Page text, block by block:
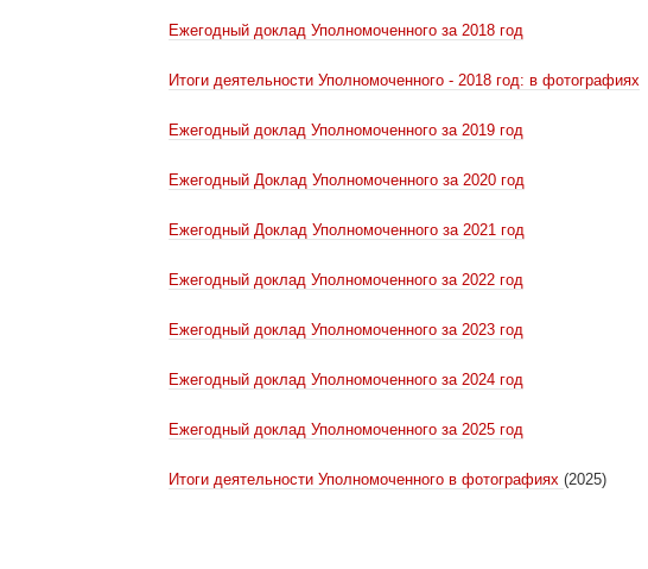
Ежегодный доклад Уполномоченного за 2018 год
Итоги деятельности Уполномоченного - 2018 год: в фотографиях
Ежегодный доклад Уполномоченного за 2019 год
Ежегодный Доклад Уполномоченного за 2020 год
Ежегодный Доклад Уполномоченного за 2021 год
Ежегодный доклад Уполномоченного за 2022 год
Ежегодный доклад Уполномоченного за 2023 год
Ежегодный доклад Уполномоченного за 2024 год
Ежегодный доклад Уполномоченного за 2025 год
Итоги деятельности Уполномоченного в фотографиях (2025)